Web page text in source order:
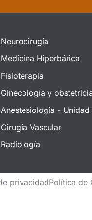
Neurocirugía
Medicina Hiperbárica
Fisioterapia
Ginecología y obstetricia
Anestesiología -
Cirugía Vascular
Radiología
privacidadPolítica de